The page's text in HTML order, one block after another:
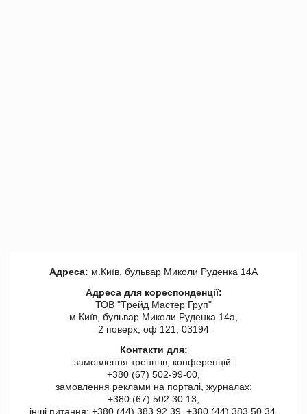
Адреса: м.Київ, бульвар Миколи Руденка 14А
Адреса для кореспонденції:
ТОВ "Tрейд Мастер Груп"
м.Київ, бульвар Миколи Руденка 14а,
2 поверх, оф 121, 03194
Контакти для:
замовлення треннгів, конференцій:
+380 (67) 502-99-00,
замовлення реклами на порталі, журналах:
+380 (67) 502 30 13,
інші питання: +380 (44) 383 92 39, +380 (44) 383 50 34.